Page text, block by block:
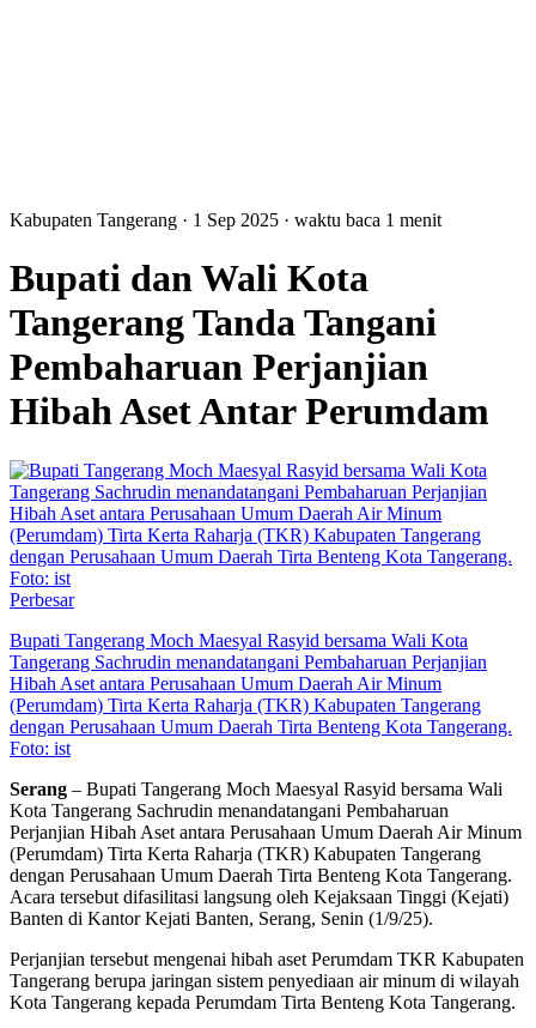
Kabupaten Tangerang · 1 Sep 2025 · waktu baca 1 menit
Bupati dan Wali Kota
Tangerang Tanda Tangani
Pembaharuan Perjanjian
Hibah Aset Antar Perumdam
Perbesar
Bupati Tangerang Moch Maesyal Rasyid bersama Wali Kota
Tangerang Sachrudin menandatangani Pembaharuan Perjanjian
Hibah Aset antara Perusahaan Umum Daerah Air Minum
(Perumdam) Tirta Kerta Raharja (TKR) Kabupaten Tangerang
dengan Perusahaan Umum Daerah Tirta Benteng Kota Tangerang.
Foto: ist
Serang – Bupati Tangerang Moch Maesyal Rasyid bersama Wali
Kota Tangerang Sachrudin menandatangani Pembaharuan
Perjanjian Hibah Aset antara Perusahaan Umum Daerah Air Minum
(Perumdam) Tirta Kerta Raharja (TKR) Kabupaten Tangerang
dengan Perusahaan Umum Daerah Tirta Benteng Kota Tangerang.
Acara tersebut difasilitasi langsung oleh Kejaksaan Tinggi (Kejati)
Banten di Kantor Kejati Banten, Serang, Senin (1/9/25).
Perjanjian tersebut mengenai hibah aset Perumdam TKR Kabupaten
Tangerang berupa jaringan sistem penyediaan air minum di wilayah
Kota Tangerang kepada Perumdam Tirta Benteng Kota Tangerang.